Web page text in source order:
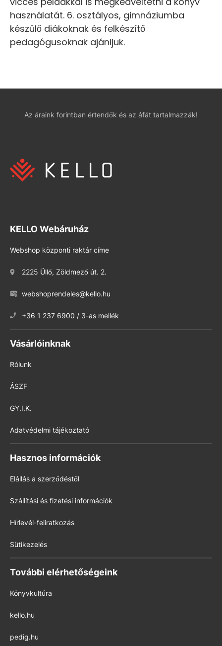
használatát. 6. osztályos, gimnáziumba
készülő diákoknak és felkészítő
pedagógusoknak ajánljuk.
Az áraink forintban értendők és az áfát tartalmazzák!
KELLO Webáruház
Webshop központi raktár címe
2225 Üllő, Zöldmező út. 2.
webshoprendeles@kello.hu
+36 1 237 6900 / 3-as mellék
Vásárlóinknak
Rólunk
ÁSZF
GY.I.K.
Adatvédelmi tájékoztató
Hasznos információk
Elállás a szerződéstől
Szállítási és fizetési információk
Hírlevél-feliratkozás
Sütikezelés
További elérhetőségeink
Könyvkultúra
kello.hu
pedig.hu